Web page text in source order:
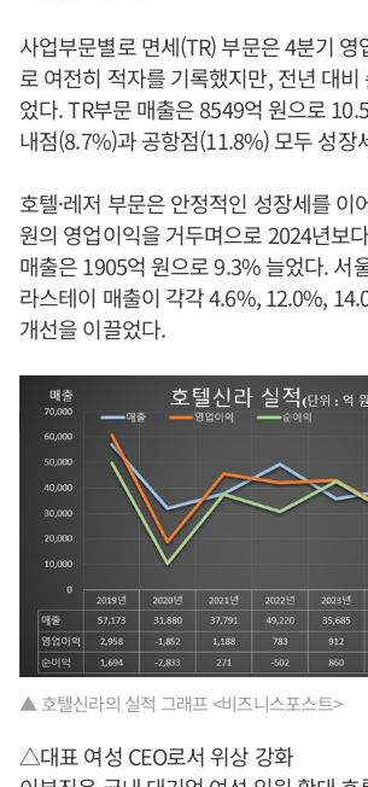
사업부문별로 면세(TR) 부문은 4분기
로 여전히 적자를 기록했지만, 전년 대
었다. TR부문 매출은 8549억 원으로
내점(8.7%)과 공항점(11.8%) 모두 성장
호텔·레저 부문은 안정적인 성장세를 이
원의 영업이익을 거두며으로 2024년보
매출은 1905억 원으로 9.3% 늘었다. 서
라스테이 매출이 각각 4.6%, 12.0%,
개선을 이끌었다.
▲ 호텔신라의 실적 그래프 <비즈니스포스트>
△대표 여성 CEO로서 위상 강화